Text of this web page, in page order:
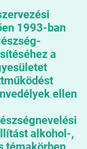
1993-ban
a
ellen
alkohol-,